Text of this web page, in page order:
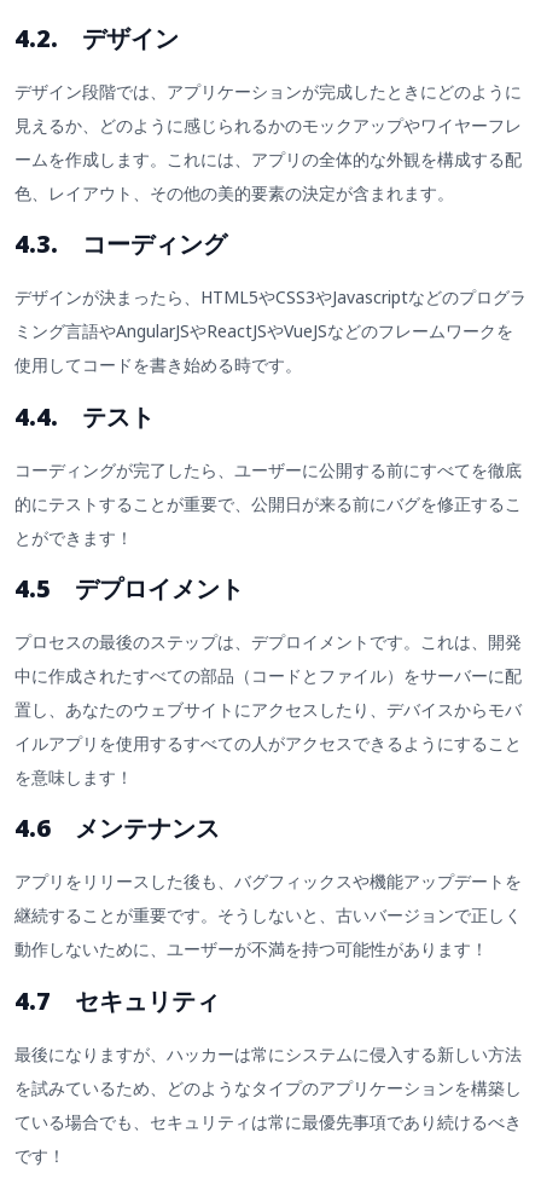
4.2. デザイン
デザイン段階では、アプリケーションが完成したときにどのように
見えるか、どのように感じられるかのモックアップやワイヤーフレ
ームを作成します。これには、アプリの全体的な外観を構成する配
色、レイアウト、その他の美的要素の決定が含まれます。
4.3. コーディング
デザインが決まったら、HTML5やCSS3やJavascriptなどのプログラ
ミング言語やAngularJSやReactJSやVueJSなどのフレームワークを
使用してコードを書き始める時です。
4.4. テスト
コーディングが完了したら、ユーザーに公開する前にすべてを徹底
的にテストすることが重要で、公開日が来る前にバグを修正するこ
とができます！
4.5 デプロイメント
プロセスの最後のステップは、デプロイメントです。これは、開発
中に作成されたすべての部品（コードとファイル）をサーバーに配
置し、あなたのウェブサイトにアクセスしたり、デバイスからモバ
イルアプリを使用するすべての人がアクセスできるようにすること
を意味します！
4.6 メンテナンス
アプリをリリースした後も、バグフィックスや機能アップデートを
継続することが重要です。そうしないと、古いバージョンで正しく
動作しないために、ユーザーが不満を持つ可能性があります！
4.7 セキュリティ
最後になりますが、ハッカーは常にシステムに侵入する新しい方法
を試みているため、どのようなタイプのアプリケーションを構築し
ている場合でも、セキュリティは常に最優先事項であり続けるべき
です！